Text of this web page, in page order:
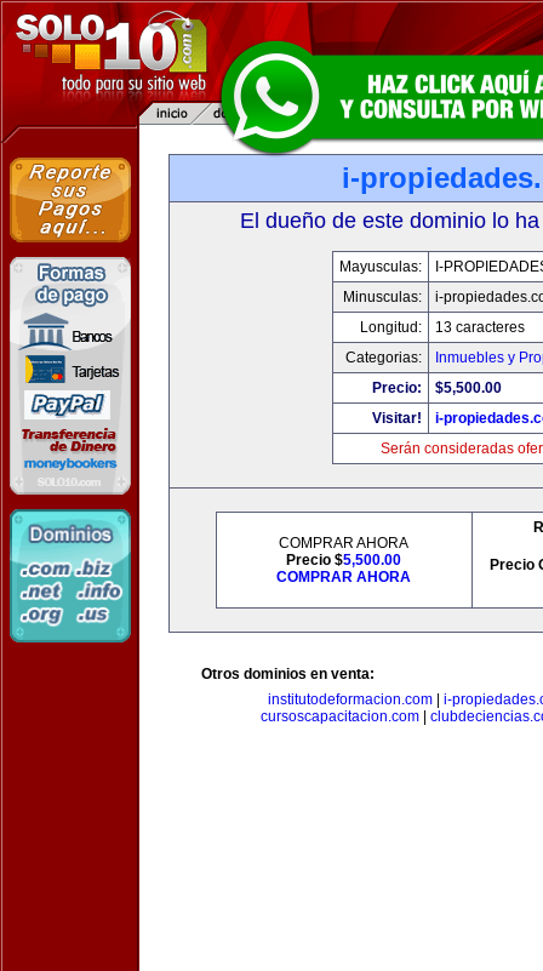
i-
El dueño de este dominio lo
Mayusculas:
I-
Minusculas:
i-
Longitud:
13 caracteres
Categorias:
Inmuebles y
Precio:
$5,500.00
Visitar!
i-
Serán consideradas
COMPRAR AHORA
Precio $5,500.00
COMPRAR AHORA
Precio
Otros dominios en venta:
institutodeformacion.com
i-
cursoscapacitacion.com|